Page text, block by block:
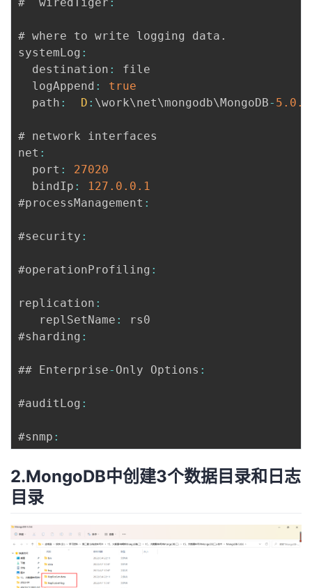
# where to write logging data .
systemLog :
  destination
:
file
  logAppend
:
true
  path
: D : \work\net\mongodb\MongoDB- 5.0 .6
# network interfaces
net :
  port
:
27020
  bindIp
: 127.0 .0 .1
#processManagement :
#security :
#operationProfiling :
replication :
   replSetName
:
rs0
#sharding :
## Enterprise- Only Options :
#auditLog :
#snmp :
2.MongoDB中创建3个数据目录和日志
目录